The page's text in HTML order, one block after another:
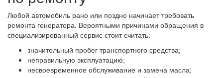
Любой автомобиль рано или поздно начинает требовать
ремонта генератора. Вероятными причинами обращения в
специализированный сервис стоит считать:
значительный пробег транспортного средства;
неправильную эксплуатацию;
несвоевременное обслуживание и замена масла;